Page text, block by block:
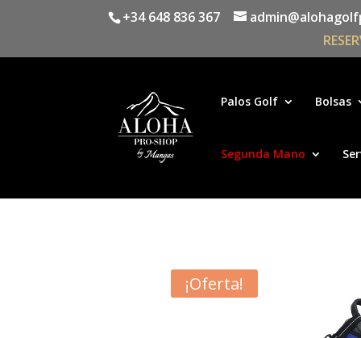
+34 648 836 367
Palos Golf Bolsas
Segunda Mano
¡Oferta!